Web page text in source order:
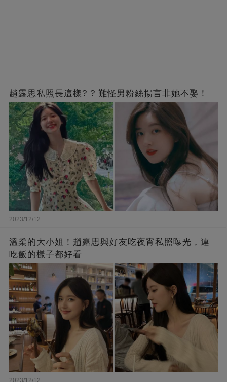
趙露思私照長這樣? ? 難怪男粉絲揚言非她不娶！
2023/12/12
溫柔的大小姐！趙露思與好友吃夜宵私照曝光，連
吃飯的樣子都好看